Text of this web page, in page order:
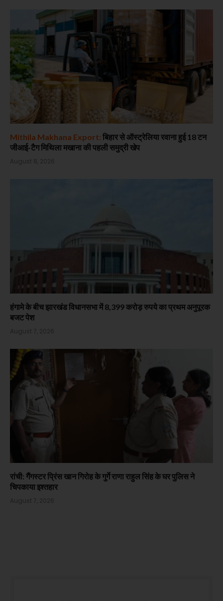
Mithila Makhana Export: बिहार से ऑस्ट्रेलिया रवाना हुई 18 टन
जीआई-टैग मिथिला मखाना की पहली समुद्री खेप
August 8, 2026
हंगामे के बीच झारखंड विधानसभा में 8,399 करोड़ रुपये का प्रथम अनुपूरक
बजट पेश
August 7, 2026
रांची: गैंगस्टर प्रिंस खान गिरोह के गुर्गे राणा राहुल सिंह के घर पुलिस ने
चिपकाया इश्तहार
August 7, 2026